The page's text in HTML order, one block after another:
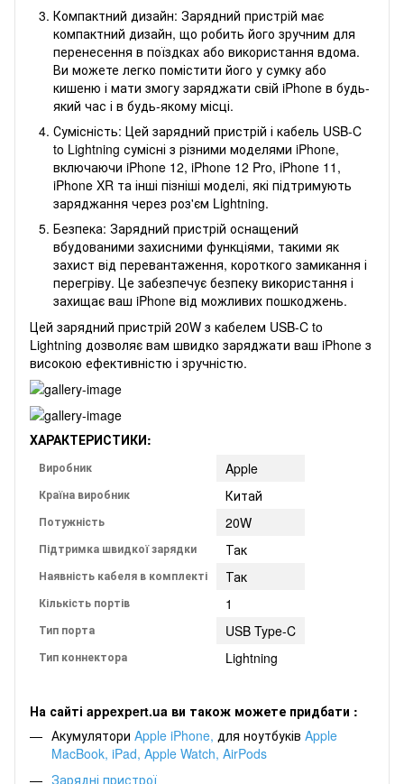
Компактний дизайн: Зарядний пристрій має
компактний дизайн, що робить його зручним для
перенесення в поїздках або використання вдома.
Ви можете легко помістити його у сумку або
кишеню і мати змогу заряджати свій iPhone в будь-
який час і в будь-якому місці.
Сумісність: Цей зарядний пристрій і кабель USB-C
to Lightning сумісні з різними моделями iPhone,
включаючи iPhone 12, iPhone 12 Pro, iPhone 11,
iPhone XR та інші пізніші моделі, які підтримують
заряджання через роз'єм Lightning.
Безпека: Зарядний пристрій оснащений
вбудованими захисними функціями, такими як
захист від перевантаження, короткого замикання і
перегріву. Це забезпечує безпеку використання і
захищає ваш iPhone від можливих пошкоджень.
Цей зарядний пристрій 20W з кабелем USB-C to
Lightning дозволяє вам швидко заряджати ваш iPhone з
високою ефективністю і зручністю.
ХАРАКТЕРИСТИКИ:
Виробник Apple
Країна виробник Китай
Потужність 20W
Підтримка швидкої зарядки Так
Наявність кабеля в комплекті Так
Кількість портів 1
Тип порта USB Type-C
Тип коннектора Lightning
На сайті appexpert.ua ви також можете придбати :
Акумулятори Apple iPhone, для ноутбуків Apple
MacBook, iPad, Apple Watch, AirPods
Зарядні пристрої